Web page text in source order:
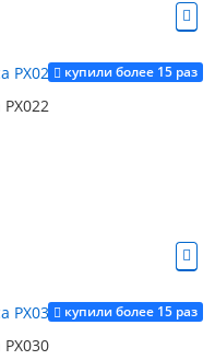
купили более 15 раз
купили более 15 раз